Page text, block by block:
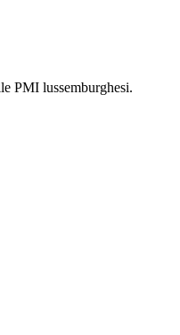
PMI lussemburghesi.